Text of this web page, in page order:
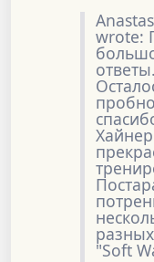
wrote:
ответы.
"Soft